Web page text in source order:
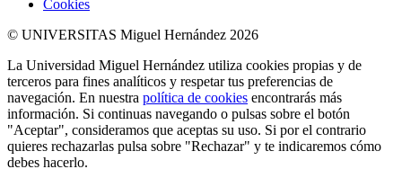
Cookies
© UNIVERSITAS Miguel Hernández 2026
La Universidad Miguel Hernández utiliza cookies propias y de
terceros para fines analíticos y respetar tus preferencias de
navegación. En nuestra política de cookies encontrarás más
información. Si continuas navegando o pulsas sobre el botón
"Aceptar", consideramos que aceptas su uso. Si por el contrario
quieres rechazarlas pulsa sobre "Rechazar" y te indicaremos cómo
debes hacerlo.